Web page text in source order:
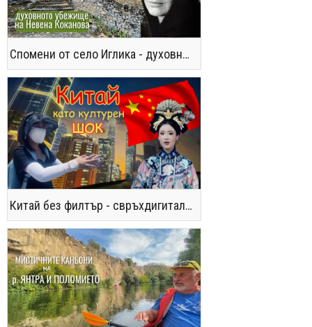
Спомени от село Иглика - духовното убежище на Невена Коканова
Китай без филтър - свръхдигитален, магнетичен, парадоксален